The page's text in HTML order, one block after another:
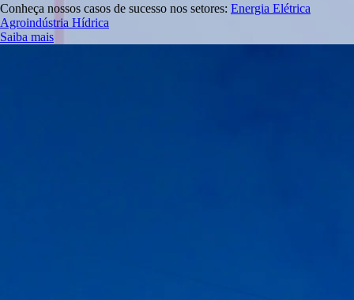
Conheça nossos casos de sucesso nos setores: Energia Elétrica
Agroindústria Hídrica
Saiba mais